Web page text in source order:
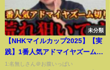
未分類
【NHKマイルカップ2025】【実
践】1番人気アドマイヤズーム切
り宣言！荒れ狙いで勝負！
1:名無しさん＠お腹いっぱい